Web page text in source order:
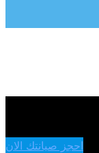
احجز صيانتك الان